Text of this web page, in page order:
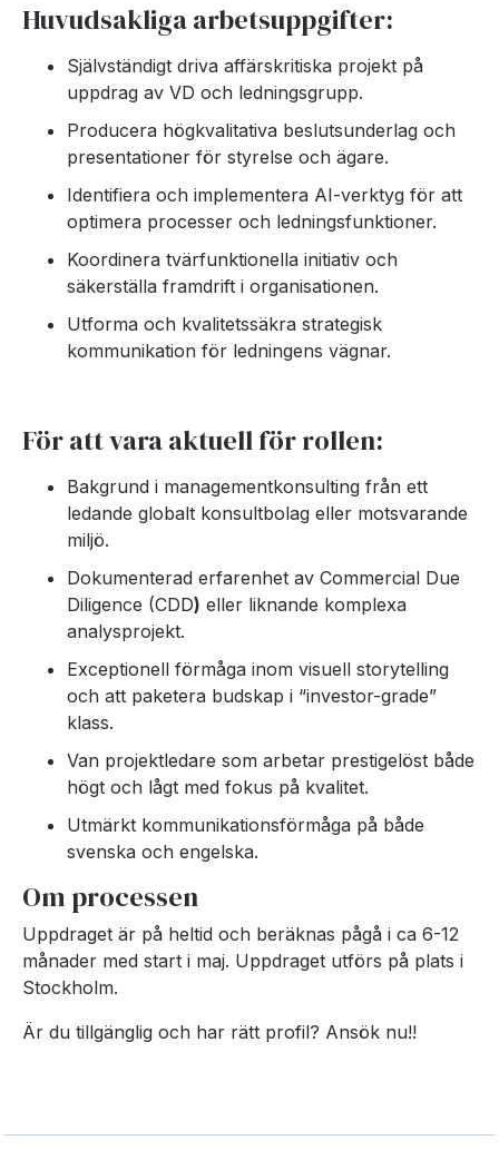
Huvudsakliga arbetsuppgifter:
Självständigt driva affärskritiska projekt på
uppdrag av VD och ledningsgrupp.
Producera högkvalitativa beslutsunderlag och
presentationer för styrelse och ägare.
Identifiera och implementera AI-verktyg för att
optimera processer och ledningsfunktioner.
Koordinera tvärfunktionella initiativ och
säkerställa framdrift i organisationen.
Utforma och kvalitetssäkra strategisk
kommunikation för ledningens vägnar.
För att vara aktuell för rollen:
Bakgrund i managementkonsulting från ett
ledande globalt konsultbolag eller motsvarande
miljö.
Dokumenterad erfarenhet av Commercial Due
Diligence (CDD) eller liknande komplexa
analysprojekt.
Exceptionell förmåga inom visuell storytelling
och att paketera budskap i “investor-grade”
klass.
Van projektledare som arbetar prestigelöst både
högt och lågt med fokus på kvalitet.
Utmärkt kommunikationsförmåga på både
svenska och engelska.
Om processen
Uppdraget är på heltid och beräknas pågå i ca 6-12
månader med start i maj. Uppdraget utförs på plats i
Stockholm.
Är du tillgänglig och har rätt profil? Ansök nu!!